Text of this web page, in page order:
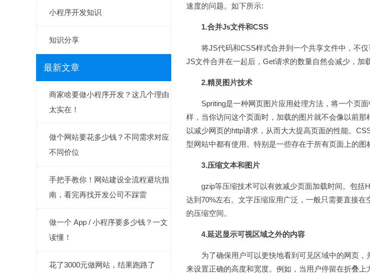
小程序开发知识
知识分享
最新文章
商家啥要做小程序开发？这几个理由
太实在！
做个网站要花多少钱？不同需求对应
不同价位
手把手教你！网站建设全流程避坑指
南，看完再找开发公司不踩雷
做一个 App / 小程序要多少钱？一文
读懂！
花了3000元做网站，结果跑路了
速度的问题。如下所示:
1.合并Js文件和CSS
将JS代码和CSS样式合并到一个共享文件中，不仅
JS文件合并在一起后，Get请求的数量自然会减少，
2.精灵图片技术
Spriting是一种网页图片应用处理方法，将一个页面
样，当你访问这个页面时，加载的图片就不会像以前
以减少网页的http请求，从而大大提高页面的性能。
型网站中都有使用。特别是一些存在于所有页面上的
3.压缩文本和图片
gzip等压缩技术可以有效减少页面加载时间。包括
达到70%左右。文字压缩应用广泛，一般只需要直接
的压缩空间。
4.延迟显示可视区域之外的内容
为了确保用户可以更快地看到可见区域中的网页，
来设置正确的高度和宽度。例如，当用户停留在折叠上